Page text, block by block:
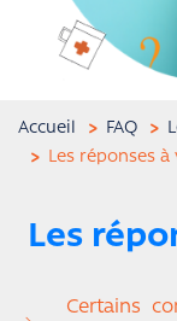
Accueil FAQ
Les réponses
Les
Certains